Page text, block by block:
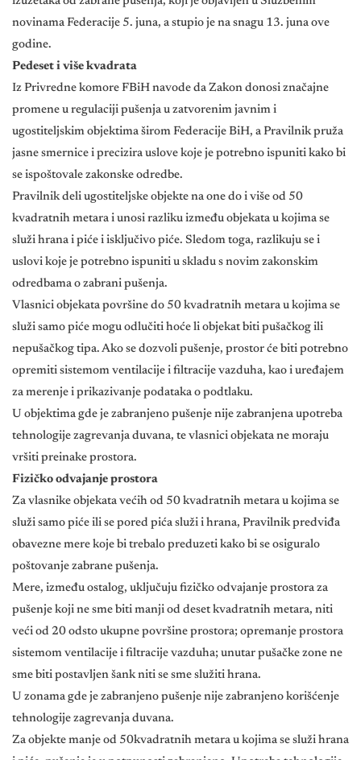
novinama Federacije 5. juna, a stupio je na snagu 13. juna ove
godine.
Pedeset i više kvadrata
Iz Privredne komore FBiH navode da Zakon donosi značajne
promene u regulaciji pušenja u zatvorenim javnim i
ugostiteljskim objektima širom Federacije BiH, a Pravilnik pruža
jasne smernice i precizira uslove koje je potrebno ispuniti kako bi
se ispoštovale zakonske odredbe.
Pravilnik deli ugostiteljske objekte na one do i više od 50
kvadratnih metara i unosi razliku između objekata u kojima se
služi hrana i piće i isključivo piće. Sledom toga, razlikuju se i
uslovi koje je potrebno ispuniti u skladu s novim zakonskim
odredbama o zabrani pušenja.
Vlasnici objekata površine do 50 kvadratnih metara u kojima se
služi samo piće mogu odlučiti hoće li objekat biti pušačkog ili
nepušačkog tipa. Ako se dozvoli pušenje, prostor će biti potrebno
opremiti sistemom ventilacije i filtracije vazduha, kao i uređajem
za merenje i prikazivanje podataka o podtlaku.
U objektima gde je zabranjeno pušenje nije zabranjena upotreba
tehnologije zagrevanja duvana, te vlasnici objekata ne moraju
vršiti preinake prostora.
Fizičko odvajanje prostora
Za vlasnike objekata većih od 50 kvadratnih metara u kojima se
služi samo piće ili se pored pića služi i hrana, Pravilnik predviđa
obavezne mere koje bi trebalo preduzeti kako bi se osiguralo
poštovanje zabrane pušenja.
Mere, između ostalog, uključuju fizičko odvajanje prostora za
pušenje koji ne sme biti manji od deset kvadratnih metara, niti
veći od 20 odsto ukupne površine prostora; opremanje prostora
sistemom ventilacije i filtracije vazduha; unutar pušačke zone ne
sme biti postavljen šank niti se sme služiti hrana.
U zonama gde je zabranjeno pušenje nije zabranjeno korišćenje
tehnologije zagrevanja duvana.
Za objekte manje od 50kvadratnih metara u kojima se služi hrana